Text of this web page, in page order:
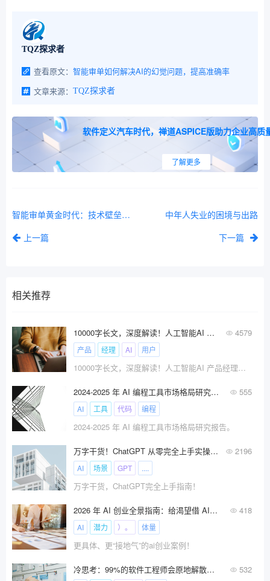
TQZ探求者
查看原文： 智能审单如何解决AI的幻觉问题，提高准确率
文章来源： TQZ探求者
软件定义汽车时代，禅道ASPICE版助力企业高质
了解更多
智能审单黄金时代：技术壁垒与商业变现
上一篇
中年人失业的困境与出路
下一篇
相关推荐
10000字长文，深度解读！人工智能AI 产品经理与传统产品经理工作到底有什么不同？ 4579
产品 经理 AI 用户
10000字长文，深度解读！人工智能AI 产品经理与传统产品经理工作到底有什么不同？
2024-2025 年 AI 编程工具市场格局研究报告 555
AI 工具 代码 编程
2024-2025 年 AI 编程工具市场格局研究报告。
万字干货！ChatGPT 从零完全上手实操指南！ 2196
AI 场景 GPT ....
万字干货，ChatGPT完全上手指南！
2026 年 AI 创业全景指南：给渴望借 AI 逐梦的人! 418
AI 潜力 ）。 体量
更具体、更“接地气”的ai创业案例！
冷思考：99%的软件工程师会原地解散吗？ 532